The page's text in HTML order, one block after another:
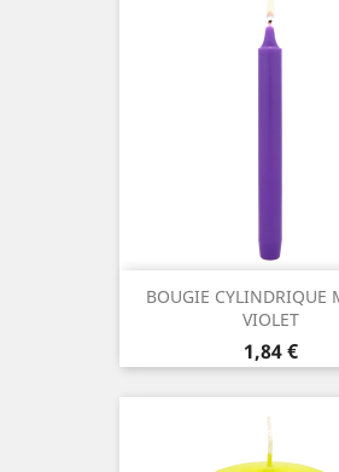
BOUGIE CYLINDRIQUE
VIOLET
Prix
1,84 €